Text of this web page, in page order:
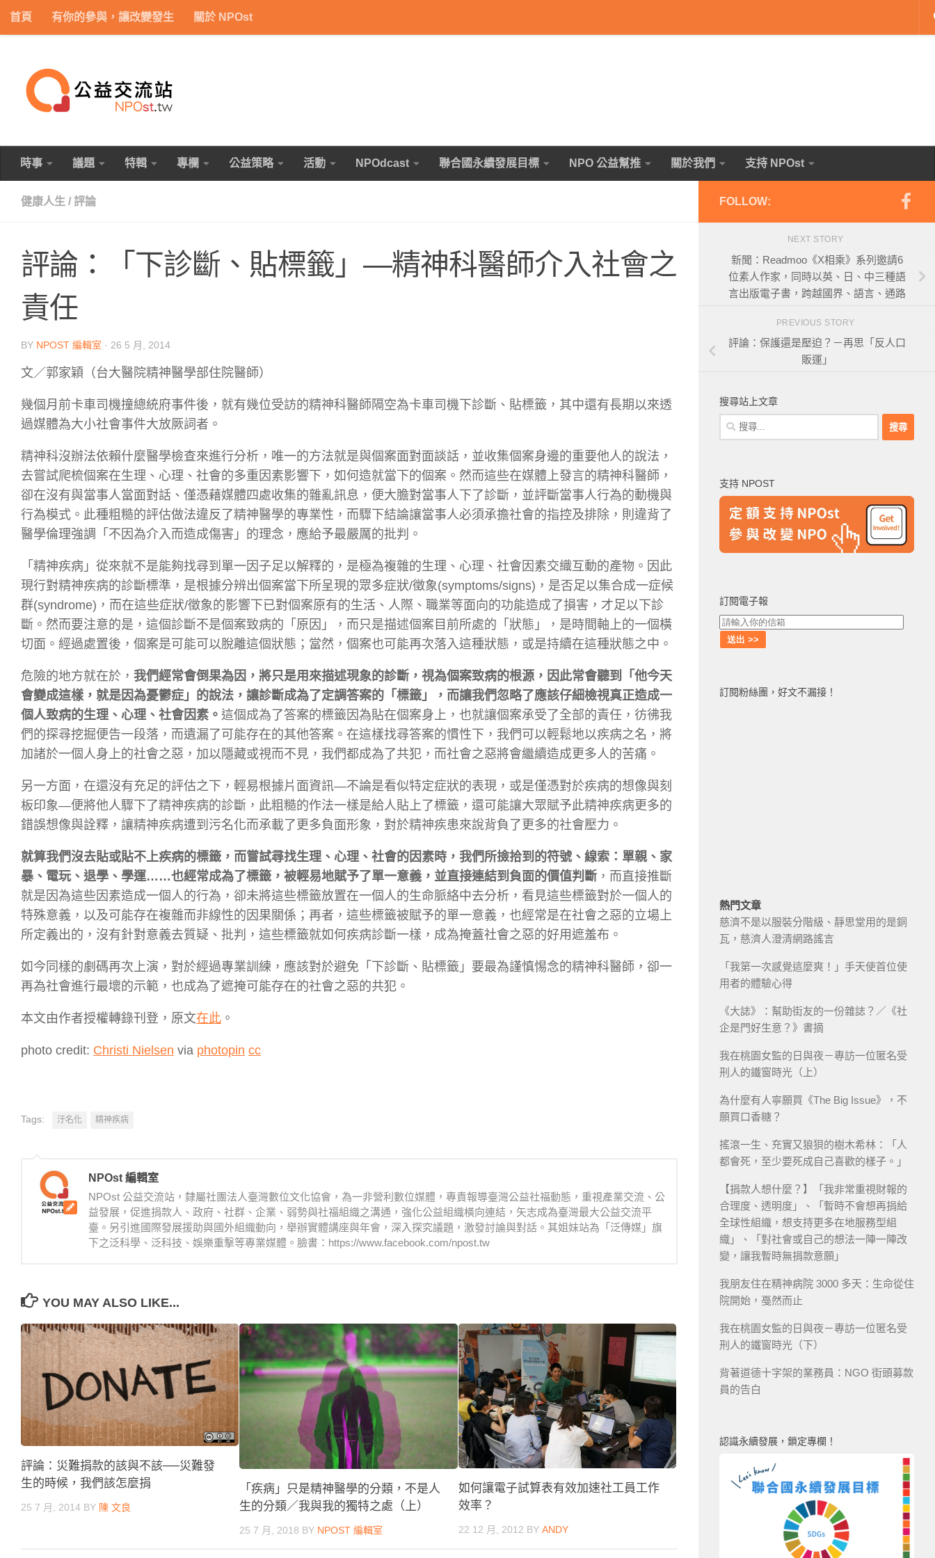
Skip to content
首頁 有你的參與，讓改變發生 關於 NPOst
時事 議題 特輯 專欄 公益策略 活動 NPOdcast 聯合國永續發展目標 NPO 公益幫推 關於我們 支持 NPOst
健康人生 / 評論
評論：「下診斷、貼標籤」―精神科醫師介入社會之
責任
BY NPOST 編輯室 · 26 5 月, 2014
文／郭家穎（台大醫院精神醫學部住院醫師）
幾個月前卡車司機撞總統府事件後，就有幾位受訪的精神科醫師隔空為卡車司機下診斷、貼標籤，其中還有長期以來透
過媒體為大小社會事件大放厥詞者。
精神科沒辦法依賴什麼醫學檢查來進行分析，唯一的方法就是與個案面對面談話，並收集個案身邊的重要他人的說法，
去嘗試爬梳個案在生理、心理、社會的多重因素影響下，如何造就當下的個案。然而這些在媒體上發言的精神科醫師，
卻在沒有與當事人當面對話、僅憑藉媒體四處收集的雜亂訊息，便大膽對當事人下了診斷，並評斷當事人行為的動機與
行為模式。此種粗糙的評估做法違反了精神醫學的專業性，而驟下結論讓當事人必須承擔社會的指控及排除，則違背了
醫學倫理強調「不因為介入而造成傷害」的理念，應給予最嚴厲的批判。
「精神疾病」從來就不是能夠找尋到單一因子足以解釋的，是極為複雜的生理、心理、社會因素交織互動的產物。因此
現行對精神疾病的診斷標準，是根據分辨出個案當下所呈現的眾多症狀/徵象(symptoms/signs)，是否足以集合成一症候
群(syndrome)，而在這些症狀/徵象的影響下已對個案原有的生活、人際、職業等面向的功能造成了損害，才足以下診
斷。然而要注意的是，這個診斷不是個案致病的「原因」，而只是描述個案目前所處的「狀態」，是時間軸上的一個橫
切面。經過處置後，個案是可能可以脫離這個狀態；當然，個案也可能再次落入這種狀態，或是持續在這種狀態之中。
危險的地方就在於， 我們經常會倒果為因，將只是用來描述現象的診斷，視為個案致病的根源，因此常會聽到「他今天
會變成這樣，就是因為憂鬱症」的說法，讓診斷成為了定調答案的「標籤」，而讓我們忽略了應該仔細檢視真正造成一
個人致病的生理、心理、社會因素。 這個成為了答案的標籤因為貼在個案身上，也就讓個案承受了全部的責任，彷彿我
們的探尋挖掘便告一段落，而遺漏了可能存在的其他答案。在這樣找尋答案的慣性下，我們可以輕鬆地以疾病之名，將
加諸於一個人身上的社會之惡，加以隱藏或視而不見，我們都成為了共犯，而社會之惡將會繼續造成更多人的苦痛。
另一方面，在還沒有充足的評估之下，輕易根據片面資訊―不論是看似特定症狀的表現，或是僅憑對於疾病的想像與刻
板印象―便將他人驟下了精神疾病的診斷，此粗糙的作法一樣是給人貼上了標籤，還可能讓大眾賦予此精神疾病更多的
錯誤想像與詮釋，讓精神疾病遭到污名化而承載了更多負面形象，對於精神疾患來說背負了更多的社會壓力。
就算我們沒去貼或貼不上疾病的標籤，而嘗試尋找生理、心理、社會的因素時，我們所撿拾到的符號、線索：單親、家
暴、電玩、退學、學運……也經常成為了標籤，被輕易地賦予了單一意義，並直接連結到負面的價值判斷 ，而直接推斷
就是因為這些因素造成一個人的行為，卻未將這些標籤放置在一個人的生命脈絡中去分析，看見這些標籤對於一個人的
特殊意義，以及可能存在複雜而非線性的因果關係；再者，這些標籤被賦予的單一意義，也經常是在社會之惡的立場上
所定義出的，沒有針對意義去質疑、批判，這些標籤就如何疾病診斷一樣，成為掩蓋社會之惡的好用遮羞布。
如今同樣的劇碼再次上演，對於經過專業訓練，應該對於避免「下診斷、貼標籤」要最為謹慎惕念的精神科醫師，卻一
再為社會進行最壞的示範，也成為了遮掩可能存在的社會之惡的共犯。
本文由作者授權轉錄刊登，原文在此 。
photo credit: Christi Nielsen via photopin cc
Tags: 汙名化 精神疾病
NPOst 編輯室
NPOst 公益交流站，隸屬社團法人臺灣數位文化協會，為一非營利數位媒體，專責報導臺灣公益社福動態，重視產業交流、公
益發展，促進捐款人、政府、社群、企業、弱勢與社福組織之溝通，強化公益組織橫向連結，矢志成為臺灣最大公益交流平
臺。另引進國際發展援助與國外組織動向，舉辦實體講座與年會，深入探究議題，激發討論與對話。其姐妹站為「泛傳媒」旗
下之泛科學、泛科技、娛樂重擊等專業媒體。臉書：https://www.facebook.com/npost.tw
YOU MAY ALSO LIKE...
評論：災難捐款的該與不該──災難發
生的時候，我們該怎麼捐
25 7 月, 2014 BY 陳 文良
「疾病」只是精神醫學的分類，不是人
生的分類／我與我的獨特之處（上）
25 7 月, 2018 BY NPOST 編輯室
如何讓電子試算表有效加速社工員工作
效率？
22 12 月, 2012 BY ANDY
FOLLOW:
NEXT STORY
新聞：Readmoo《X相乘》系列邀請6
位素人作家，同時以英、日、中三種語
言出版電子書，跨越國界、語言、通路
PREVIOUS STORY
評論：保護還是壓迫？－再思「反人口
販運」
搜尋站上文章
搜
尋
字:
支持 NPOST
訂閱電子報
訂閱粉絲團，好文不漏接！
熱門文章
慈濟不是以服裝分階級、靜思堂用的是銅
瓦，慈濟人澄清網路謠言
「我第一次感覺這麼爽！」手天使首位使
用者的體驗心得
《大誌》：幫助街友的一份雜誌？／《社
企是門好生意？》書摘
我在桃園女監的日與夜－專訪一位匿名受
刑人的鐵窗時光（上）
為什麼有人寧願買《The Big Issue》，不
願買口香糖？
搖滾一生、充實又狼狽的樹木希林：「人
都會死，至少要死成自己喜歡的樣子。」
【捐款人想什麼？】「我非常重視財報的
合理度、透明度」、「暫時不會想再捐給
全球性組織，想支持更多在地服務型組
織」、「對社會或自己的想法一陣一陣改
變，讓我暫時無捐款意願」
我朋友住在精神病院 3000 多天：生命從住
院開始，戞然而止
我在桃園女監的日與夜－專訪一位匿名受
刑人的鐵窗時光（下）
背著道德十字架的業務員：NGO 街頭募款
員的告白
認識永續發展，鎖定專欄！